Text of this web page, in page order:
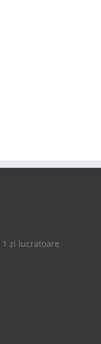
zi lucratoare